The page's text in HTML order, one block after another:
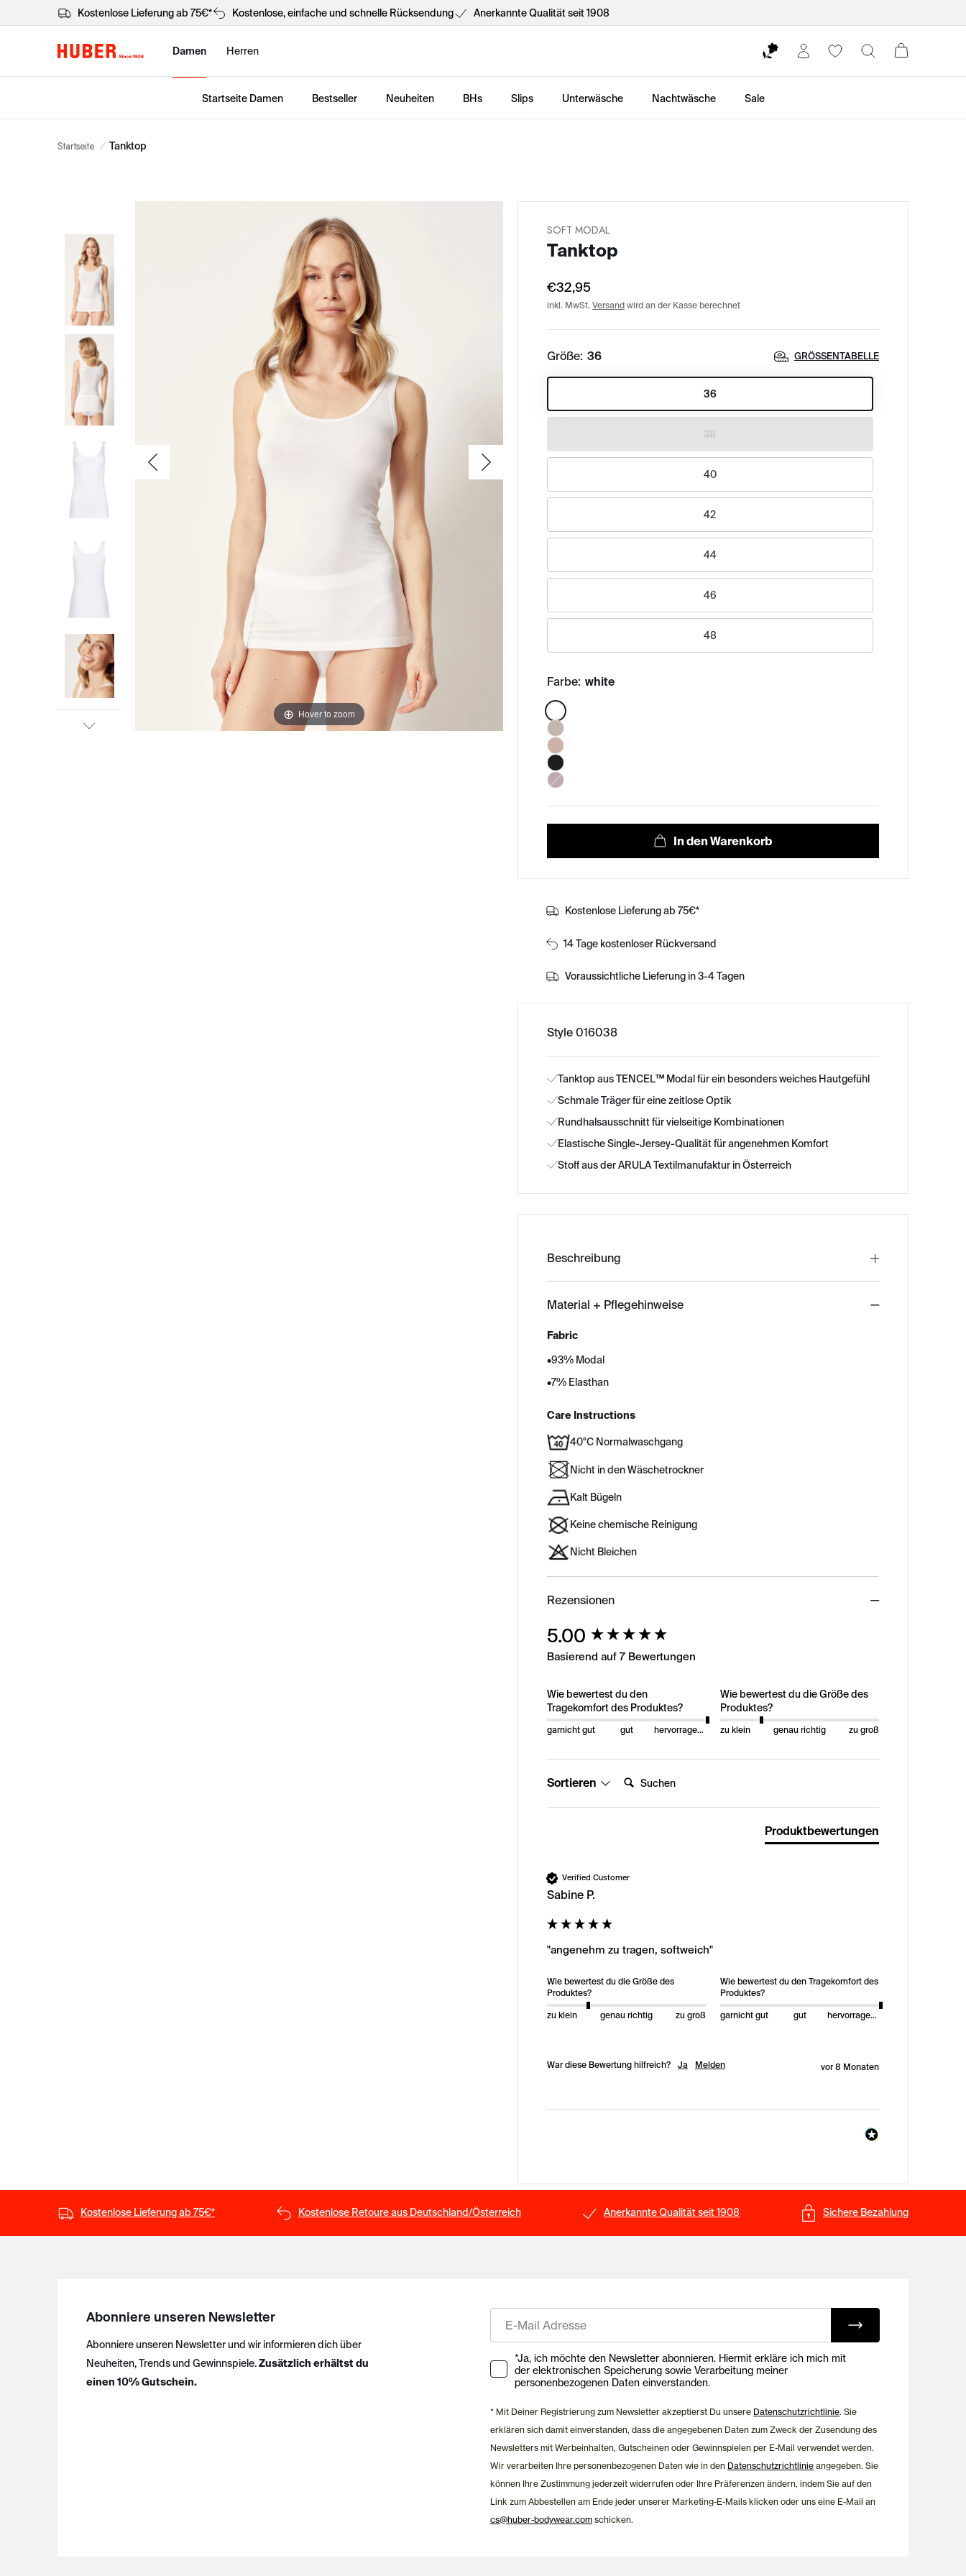
Kostenlose Lieferung ab 75€* Kostenlose, einfache und schnelle Rücksendung Anerkannte Qualität seit 1908
Damen Herren
Startseite Damen Bestseller Neuheiten BHs Slips Unterwäsche Nachtwäsche Sale
Startseite / Tanktop
Hover to zoom
SOFT MODAL
Tanktop
€32,95
inkl. MwSt. Versand wird an der Kasse berechnet
Größe: 36 GRÖSSENTABELLE
36
38
40
42
44
46
48
Farbe: white
Color:
Kostenlose Lieferung ab 75€*
14 Tage kostenloser Rückversand
Voraussichtliche Lieferung in 3-4 Tagen
Style 016038
Tanktop aus TENCEL™ Modal für ein besonders weiches Hautgefühl
Schmale Träger für eine zeitlose Optik
Rundhalsausschnitt für vielseitige Kombinationen
Elastische Single-Jersey-Qualität für angenehmen Komfort
Stoff aus der ARULA Textilmanufaktur in Österreich
Beschreibung
Material + Pflegehinweise
Fabric
•93% Modal
•7% Elasthan
Care Instructions
40°C Normalwaschgang
Nicht in den Wäschetrockner
Kalt Bügeln
Keine chemische Reinigung
Nicht Bleichen
Rezensionen
5.00
Basierend auf 7 Bewertungen
Wie bewertest du den
Tragekomfort des Produktes?
garnicht gut gut hervorragend
Wie bewertest du die Größe des
Produktes?
zu klein genau richtig zu groß
Sortieren
Produktbewertungen
Verified Customer
Sabine P.
"angenehm zu tragen, softweich"
Wie bewertest du die Größe des
Produktes?
zu klein genau richtig zu groß
Wie bewertest du den Tragekomfort des
Produktes?
garnicht gut gut hervorragend
War diese Bewertung hilfreich? Ja Melden vor 8 Monaten
New content loaded
Kostenlose Lieferung ab 75€* Kostenlose Retoure aus Deutschland/Österreich Anerkannte Qualität seit 1908 Sichere Bezahlung
Abonniere unseren Newsletter
Abonniere unseren Newsletter und wir informieren dich über
Neuheiten, Trends und Gewinnspiele.Zusätzlich erhältst du
einen 10% Gutschein.
Ihre Zustimmung zu Marketing E-Mails
*Ja, ich möchte den Newsletter abonnieren. Hiermit erkläre ich mich mit
der elektronischen Speicherung sowie Verarbeitung meiner
personenbezogenen Daten einverstanden.
* Mit Deiner Registrierung zum Newsletter akzeptierst Du unsere Datenschutzrichtlinie. Sie
erklären sich damit einverstanden, dass die angegebenen Daten zum Zweck der Zusendung des
Newsletters mit Werbeinhalten, Gutscheinen oder Gewinnspielen per E-Mail verwendet werden.
Wir verarbeiten Ihre personenbezogenen Daten wie in den Datenschutzrichtlinie angegeben. Sie
können Ihre Zustimmung jederzeit widerrufen oder Ihre Präferenzen ändern, indem Sie auf den
Link zum Abbestellen am Ende jeder unserer Marketing-E-Mails klicken oder uns eine E-Mail an
cs@huber-bodywear.com schicken.